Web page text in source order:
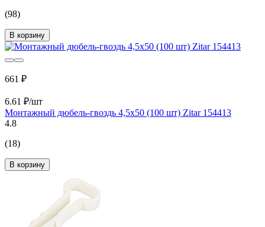
(98)
В корзину
661 ₽
6.61 ₽/шт
Монтажный дюбель-гвоздь 4,5x50 (100 шт) Zitar 154413
4.8
(18)
В корзину